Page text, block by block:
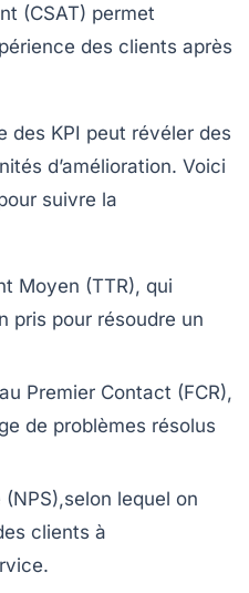
(CSAT) permet
des clients après
des KPI peut révéler des
d’amélioration. Voici
suivre la
Moyen (TTR), qui
pris pour résoudre un
Premier Contact (FCR),
de problèmes résolus
,selon lequel on
clients à